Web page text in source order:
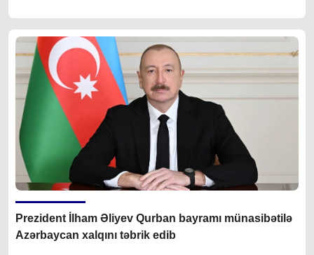
Prezident İlham Əliyev Qurban bayramı münasibətilə
Azərbaycan xalqını təbrik edib